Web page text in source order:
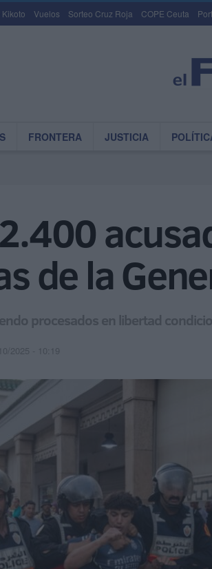
Vuelos Sorteo Cruz Roja COPE Ceuta
FRONTERA JUSTICIA
de la
procesados en libertad
2025 - 10:19